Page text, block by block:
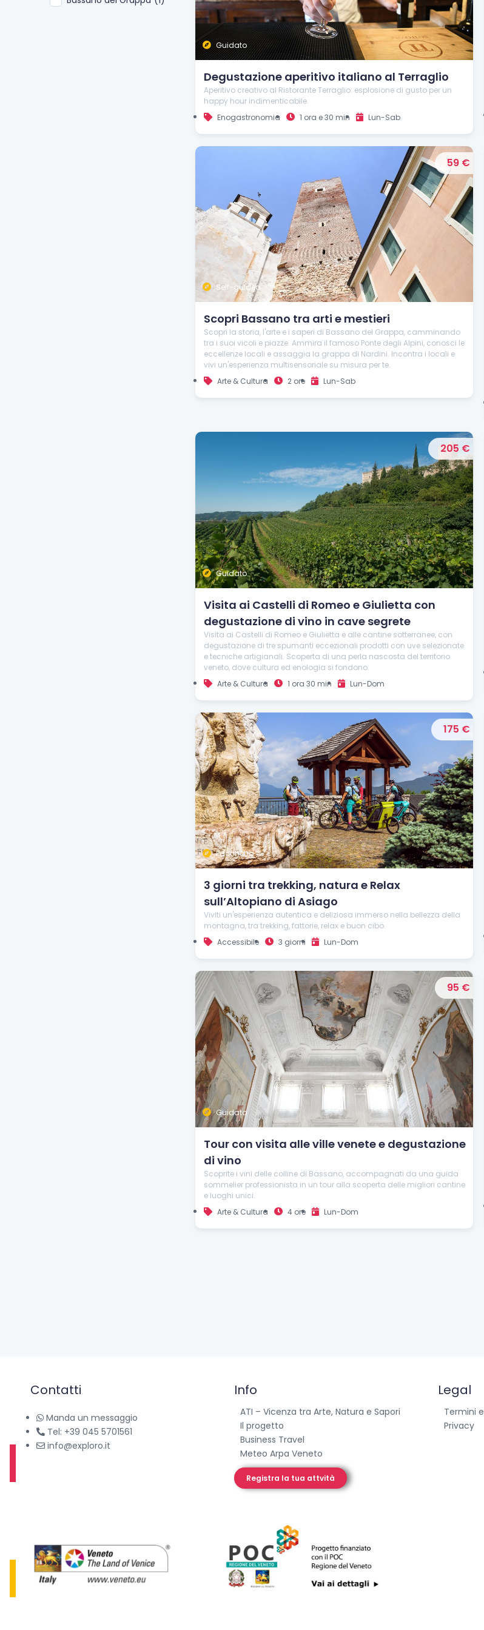
Guidato
Degustazione aperitivo italiano al Terraglio
Aperitivo creativo al Ristorante Terraglio: esplosione di gusto per un
happy hour indimenticabile.
Enogastronomia
1 ora e 30 min Lun-Sab
59 €
Self-guided
Scopri Bassano tra arti e mestieri
Scopri la storia, l'arte e i saperi di Bassano del Grappa, camminando
tra i suoi vicoli e piazze. Ammira il famoso Ponte degli Alpini, conosci le
eccellenze locali e assaggia la grappa di Nardini. Incontra i locali e
vivi un'esperienza multisensoriale su misura per te.
Arte & Cultura
2 ore Lun-Sab
205 €
Guidato
Visita ai Castelli di Romeo e Giulietta con
degustazione di vino in cave segrete
Visita ai Castelli di Romeo e Giulietta e alle cantine sotterranee, con
degustazione di tre spumanti eccezionali prodotti con uve selezionate
e tecniche artigianali. Scoperta di una perla nascosta del territorio
veneto, dove cultura ed enologia si fondono.
Arte & Cultura
1 ora 30 min Lun-Dom
175 €
Pacchetto
3 giorni tra trekking, natura e Relax
sull’Altopiano di Asiago
Viviti un'esperienza autentica e deliziosa immerso nella bellezza della
montagna, tra trekking, fattorie, relax e buon cibo.
Accessibile
3 giorni Lun-Dom
95 €
Guidato
Tour con visita alle ville venete e degustazione
di vino
Scoprite i vini delle colline di Bassano, accompagnati da una guida
sommelier professionista in un tour alla scoperta delle migliori cantine
e luoghi unici.
Arte & Cultura
4 ore Lun-Dom
Contatti
Manda un messaggio
Tel: +39 045 5701561
info@exploro.it
Info
ATI – Vicenza tra Arte, Natura e Sapori
Il progetto
Business Travel
Meteo Arpa Veneto
Registra la tua attvità
Legal
Termini
Privacy
< Esci dal Form
Resta aggiornato con